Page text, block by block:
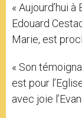
« Aujourd’hui
Edouard
Marie, est
« Son
est pour
avec joie